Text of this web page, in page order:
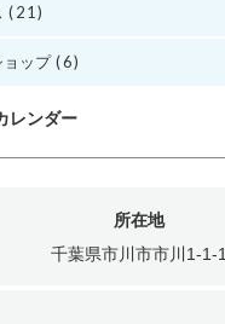
(21)
ョップ(6)
レンダー
所在地
千葉県市川市市川1-1-1